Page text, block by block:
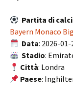
Partita di
Bayern Monaco
Data: 2026-01-
Stadio:
Città: Londra
Paese: